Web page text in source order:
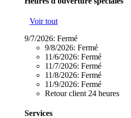
Voir tout
9/7/2026: Fermé
9/8/2026: Fermé
11/6/2026: Fermé
11/7/2026: Fermé
11/8/2026: Fermé
11/9/2026: Fermé
Retour client 24 heures
Services